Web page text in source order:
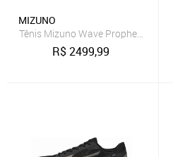
MIZUNO
Tênis Mizuno Wave Prophecy 1
R$2499,99